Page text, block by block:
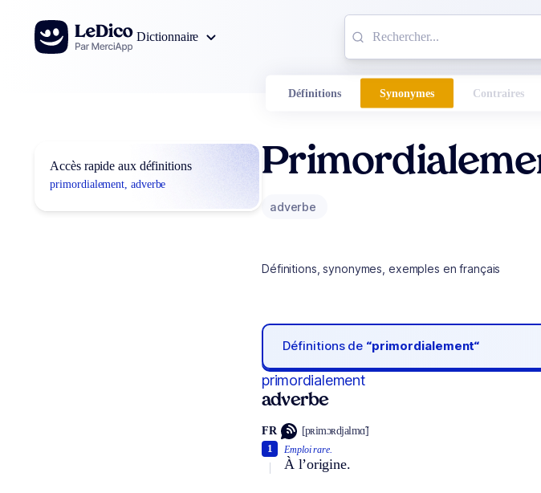
Aller au contenu
Dictionnaire
Définitions Synonymes Contraires
Accès rapide aux définitions
primordialement, adverbe
adverbe
Définitions, synonymes, exemples en français
Définitions de “primordialement“
primordialement
adverbe
FR [pʀimɔʀdjalmɑ̃]
Emploi rare.
À l’origine.
1